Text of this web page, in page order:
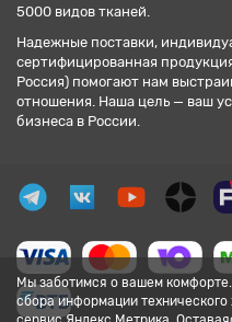
Мы заботимся о вашем
сбора информации
5000 видов тканей.
Надежные поставки,
сертифицированная
Россия) помогают нам
отношения. Наша цель — ваш
бизнеса в России.